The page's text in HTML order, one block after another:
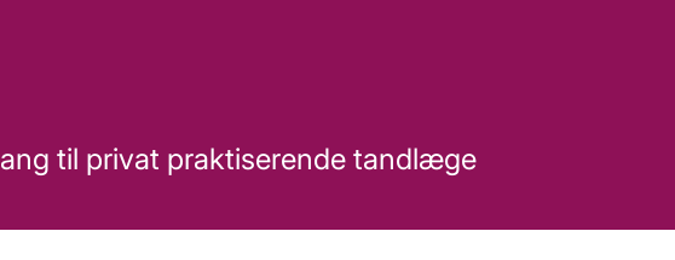
til privat praktiserende tandlæge